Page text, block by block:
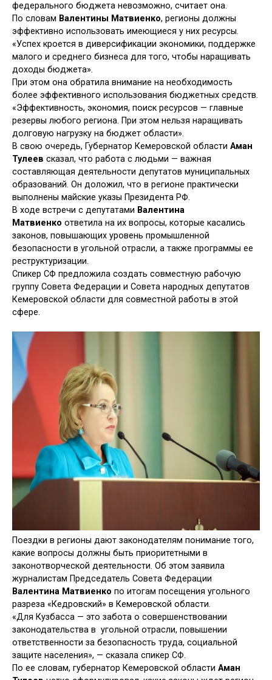
федерального бюджета невозможно, считает она.
По словам Валентины Матвиенко, регионы должны
эффективно использовать имеющиеся у них ресурсы.
«Успех кроется в диверсификации экономики, поддержке
малого и среднего бизнеса для того, чтобы наращивать
доходы бюджета».
При этом она обратила внимание на необходимость
более эффективного использования бюджетных средств.
«Эффективность, экономия, поиск ресурсов — главные
резервы любого региона. При этом нельзя наращивать
долговую нагрузку на бюджет области».
В свою очередь, Губернатор Кемеровской области Аман
Тулеев сказал, что работа с людьми — важная
составляющая деятельности депутатов муниципальных
образований. Он доложил, что в регионе практически
выполнены майские указы Президента РФ.
В ходе встречи с депутатами Валентина
Матвиенко ответила на их вопросы, которые касались
законов, повышающих уровень промышленной
безопасности в угольной отрасли, а также программы ее
реструктуризации.
Спикер СФ предложила создать совместную рабочую
группу Совета Федерации и Совета народных депутатов
Кемеровской области для совместной работы в этой
сфере.
Поездки в регионы дают законодателям понимание того,
какие вопросы должны быть приоритетными в
законотворческой деятельности. Об этом заявила
журналистам Председатель Совета Федерации
Валентина Матвиенко по итогам посещения угольного
разреза «Кедровский» в Кемеровской области.
«Для Кузбасса — это забота о совершенствовании
законодательства в угольной отрасли, повышении
ответственности за безопасность труда, социальной
защите населения», — сказала спикер СФ.
По ее словам, губернатор Кемеровской области Аман